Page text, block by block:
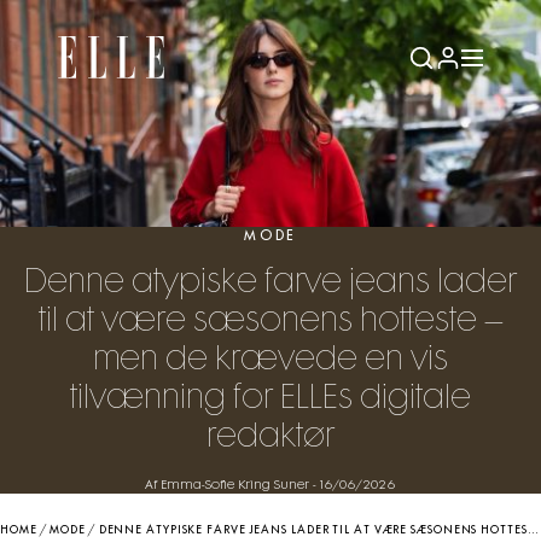
MODE
Denne atypiske farve jeans lader
til at være sæsonens hotteste –
men de krævede en vis
tilvænning for ELLEs digitale
redaktør
Af Emma-Sofie Kring Suner - 16/06/2026
HOME /MODE / DENNE ATYPISKE FARVE JEANS LADER TIL AT VÆRE SÆSONENS HOTTESTE – MEN DE KRÆVEDE EN VIS TILVÆNNING FOR ELLES DIGITALE REDAKTØR